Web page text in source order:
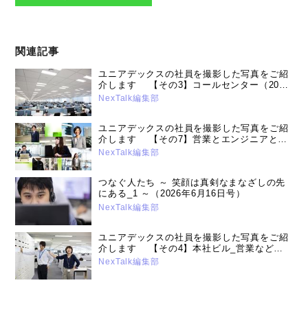
関連記事
ユニアデックスの社員を撮影した写真をご紹
介します 【その3】コールセンター（2017
年10 月2日号）
NexTalk編集部
ユニアデックスの社員を撮影した写真をご紹
介します 【その7】営業とエンジニアとス
タッフ（2020年9月15日号）
NexTalk編集部
つなぐ人たち ～ 笑顔は真剣なまなざしの先
にある_1 ～（2026年6月16日号）
NexTalk編集部
ユニアデックスの社員を撮影した写真をご紹
介します 【その4】本社ビル_営業など
（2018年2月26日号）
NexTalk編集部